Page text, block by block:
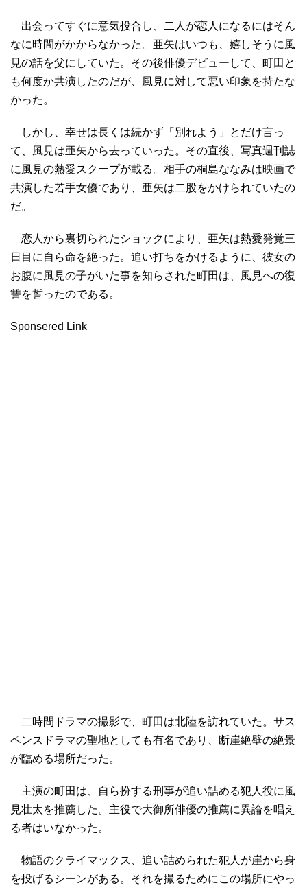
出会ってすぐに意気投合し、二人が恋人になるにはそん
なに時間がかからなかった。亜矢はいつも、嬉しそうに風
見の話を父にしていた。その後俳優デビューして、町田と
も何度か共演したのだが、風見に対して悪い印象を持たな
かった。
しかし、幸せは長くは続かず「別れよう」とだけ言っ
て、風見は亜矢から去っていった。その直後、写真週刊誌
に風見の熱愛スクープが載る。相手の桐島ななみは映画で
共演した若手女優であり、亜矢は二股をかけられていたの
だ。
恋人から裏切られたショックにより、亜矢は熱愛発覚三
日目に自ら命を絶った。追い打ちをかけるように、彼女の
お腹に風見の子がいた事を知らされた町田は、風見への復
讐を誓ったのである。
Sponsered Link
二時間ドラマの撮影で、町田は北陸を訪れていた。サス
ペンスドラマの聖地としても有名であり、断崖絶壁の絶景
が臨める場所だった。
主演の町田は、自ら扮する刑事が追い詰める犯人役に風
見壮太を推薦した。主役で大御所俳優の推薦に異論を唱え
る者はいなかった。
物語のクライマックス、追い詰められた犯人が崖から身
を投げるシーンがある。それを撮るためにこの場所にやっ